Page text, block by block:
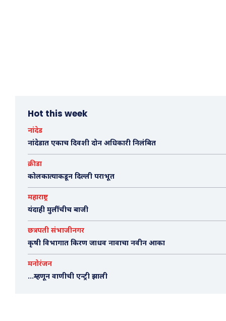
Hot this week
नांदेड
नांदेडात एकाच दिवशी दोन अधिकारी निलंबित
क्रीडा
कोलकात्याकडून दिल्ली पराभूत
महाराष्ट्र
यंदाही मुलींचीच बाजी
छत्रपती संभाजीनगर
कृषी विभागात किरण जाधव नावाचा नवीन आका
मनोरंजन
…म्हणून वाणीची एन्ट्री झाली